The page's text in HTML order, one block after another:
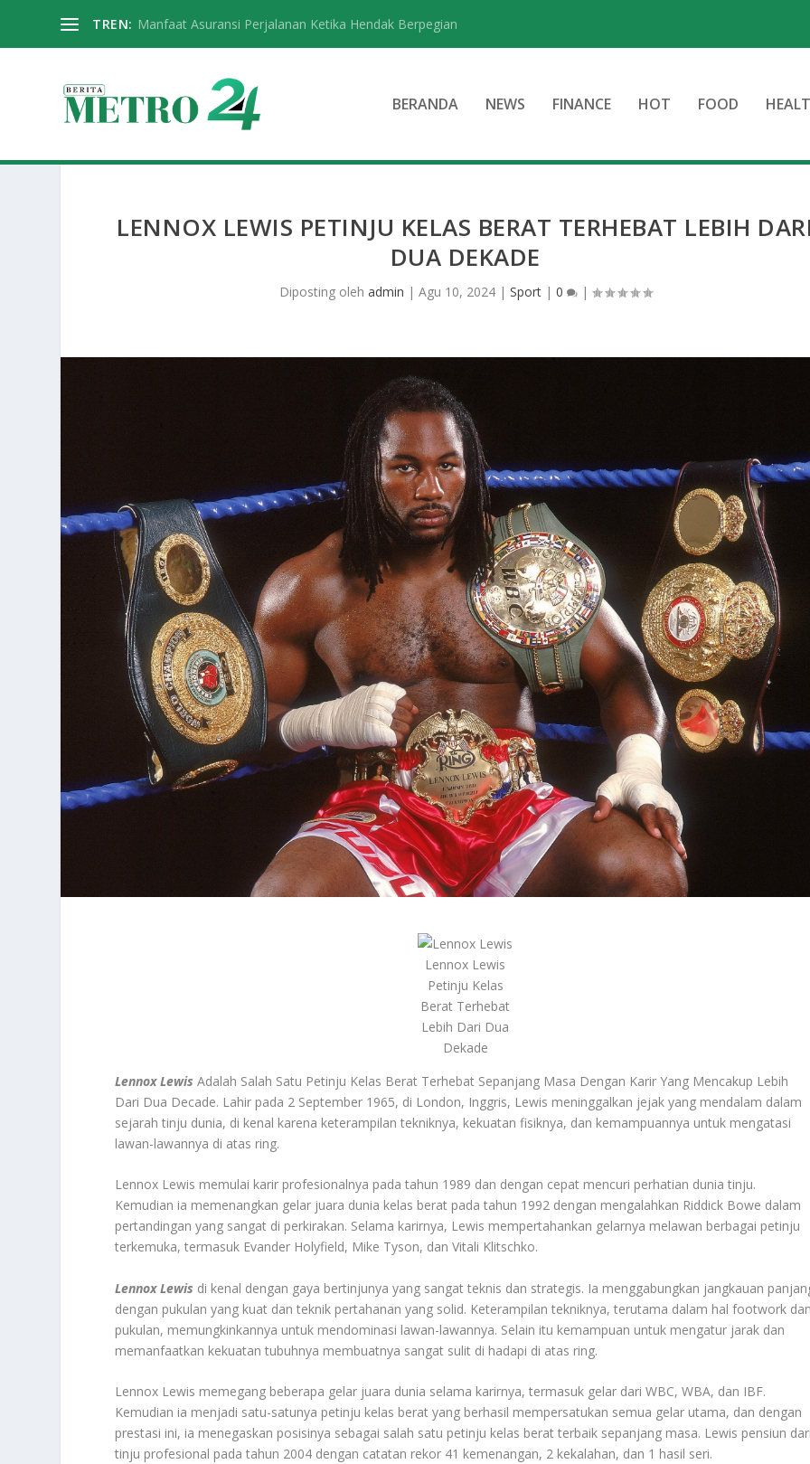
TREN: Manfaat Asuransi Perjalanan Ketika Hendak Berpegian
BERANDA NEWS FINANCE HOT FOOD
LENNOX LEWIS PETINJU KELAS BERAT TERHEBAT LEBIH
DUA DEKADE
Diposting oleh admin | Agu 10, 2024| Sport| 0 |
Lennox Lewis
Petinju Kelas
Berat Terhebat
Lebih Dari Dua
Dekade
Lennox Lewis Adalah Salah Satu Petinju Kelas Berat Terhebat Sepanjang Masa Dengan Karir Yang Mencakup Lebih
Dari Dua Decade. Lahir pada 2 September 1965, di London, Inggris, Lewis meninggalkan jejak yang mendalam dalam
sejarah tinju dunia, di kenal karena keterampilan tekniknya, kekuatan fisiknya, dan kemampuannya untuk mengatasi
lawan-lawannya di atas ring.
Lennox Lewis memulai karir profesionalnya pada tahun 1989 dan dengan cepat mencuri perhatian dunia tinju.
Kemudian ia memenangkan gelar juara dunia kelas berat pada tahun 1992 dengan mengalahkan Riddick Bowe dalam
pertandingan yang sangat di perkirakan. Selama karirnya, Lewis mempertahankan gelarnya melawan berbagai petinju
terkemuka, termasuk Evander Holyfield, Mike Tyson, dan Vitali Klitschko.
Lennox Lewis di kenal dengan gaya bertinjunya yang sangat teknis dan strategis. Ia menggabungkan jangkauan
dengan pukulan yang kuat dan teknik pertahanan yang solid. Keterampilan tekniknya, terutama dalam hal footwork
pukulan, memungkinkannya untuk mendominasi lawan-lawannya. Selain itu kemampuan untuk mengatur jarak dan
memanfaatkan kekuatan tubuhnya membuatnya sangat sulit di hadapi di atas ring.
Lennox Lewis memegang beberapa gelar juara dunia selama karirnya, termasuk gelar dari WBC, WBA, dan IBF.
Kemudian ia menjadi satu-satunya petinju kelas berat yang berhasil mempersatukan semua gelar utama, dan dengan
prestasi ini, ia menegaskan posisinya sebagai salah satu petinju kelas berat terbaik sepanjang masa. Lewis pensiun
tinju profesional pada tahun 2004 dengan catatan rekor 41 kemenangan, 2 kekalahan, dan 1 hasil seri.